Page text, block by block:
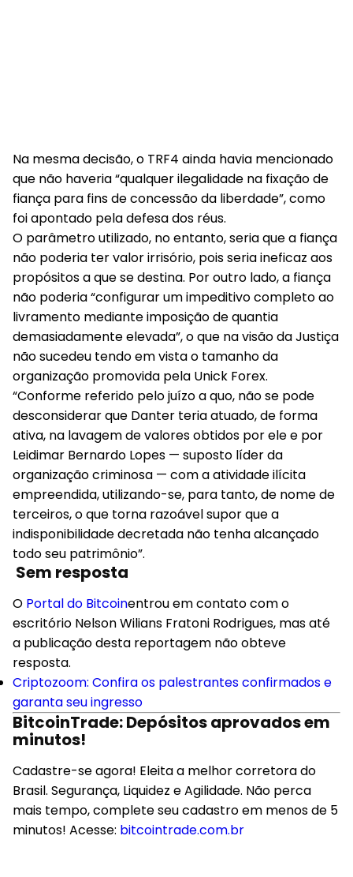
Na mesma decisão, o TRF4 ainda havia mencionado
que não haveria “qualquer ilegalidade na fixação de
fiança para fins de concessão da liberdade”, como
foi apontado pela defesa dos réus.
O parâmetro utilizado, no entanto, seria que a fiança
não poderia ter valor irrisório, pois seria ineficaz aos
propósitos a que se destina. Por outro lado, a fiança
não poderia “configurar um impeditivo completo ao
livramento mediante imposição de quantia
demasiadamente elevada”, o que na visão da Justiça
não sucedeu tendo em vista o tamanho da
organização promovida pela Unick Forex.
“Conforme referido pelo juízo a quo, não se pode
desconsiderar que Danter teria atuado, de forma
ativa, na lavagem de valores obtidos por ele e por
Leidimar Bernardo Lopes — suposto líder da
organização criminosa — com a atividade ilícita
empreendida, utilizando-se, para tanto, de nome de
terceiros, o que torna razoável supor que a
indisponibilidade decretada não tenha alcançado
todo seu patrimônio”.
Sem resposta
O Portal do Bitcoinentrou em contato com o
escritório Nelson Wilians Fratoni Rodrigues, mas até
a publicação desta reportagem não obteve
resposta.
Criptozoom: Confira os palestrantes confirmados e
garanta seu ingresso
BitcoinTrade: Depósitos aprovados em
minutos!
Cadastre-se agora! Eleita a melhor corretora do
Brasil. Segurança, Liquidez e Agilidade. Não perca
mais tempo, complete seu cadastro em menos de 5
minutos! Acesse: bitcointrade.com.br